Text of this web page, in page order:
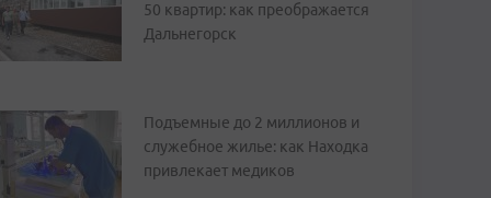
50 квартир: как преображается
Дальнегорск
Подъемные до 2 миллионов и
служебное жилье: как Находка
привлекает медиков